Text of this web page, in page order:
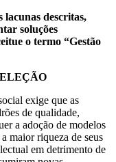
lacunas descritas,
soluções
o termo “Gestão
exige que as
de qualidade,
a adoção de modelos
maior riqueza de seus
em detrimento de